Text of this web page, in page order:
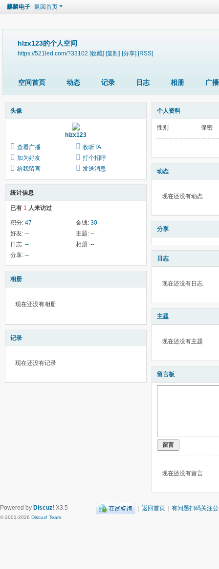
麒麟电子 返回首页
hlzx123的个人空间
https://521led.com/?33102 [收藏] [复制] [分享] [RSS]
空间首页 动态 记录 日志 相册 广播
头像
hlzx123
查看广播
收听TA
加为好友
打个招呼
给我留言
发送消息
统计信息
已有 1 人来访过
积分: 47 金钱: 30
好友: -- 主题: --
日志: -- 相册: --
分享: --
相册
现在还没有相册
记录
现在还没有记录
个人资料
性别 保密
动态
现在还没有动态
分享
日志
现在还没有日志
主题
现在还没有主题
留言板
留言
现在还没有留言
| 返回首页 | 有问题扫码关注
Powered by Discuz! X3.5
© 2001-2026 Discuz! Team